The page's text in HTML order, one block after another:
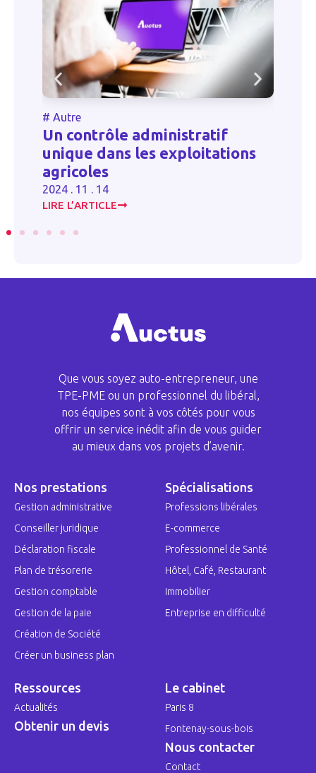
# Autre
Un contrôle administratif
unique dans les exploitations
agricoles
2024 . 11 . 14
LIRE L’ARTICLE
Que vous soyez auto-entrepreneur, une
TPE-PME ou un professionnel du libéral,
nos équipes sont à vos côtés pour vous
offrir un service inédit afin de vous guider
au mieux dans vos projets d’avenir.
Nos prestations
Gestion administrative
Conseiller juridique
Déclaration fiscale
Plan de trésorerie
Gestion comptable
Gestion de la paie
Création de Société
Créer un business plan
Spécialisations
Professions libérales
E-commerce
Professionnel de Santé
Hôtel, Café, Restaurant
Immobilier
Entreprise en difficulté
Ressources
Actualités
Obtenir un devis
Le cabinet
Paris 8
Fontenay-sous-bois
Nous contacter
Contact